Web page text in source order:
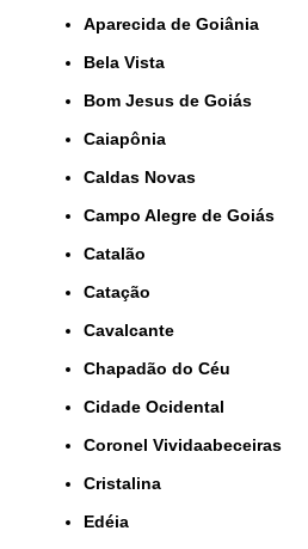
Aparecida de Goiânia
Bela Vista
Bom Jesus de Goiás
Caiapônia
Caldas Novas
Campo Alegre de Goiás
Catalão
Catação
Cavalcante
Chapadão do Céu
Cidade Ocidental
Coronel Vividaabeceiras
Cristalina
Edéia